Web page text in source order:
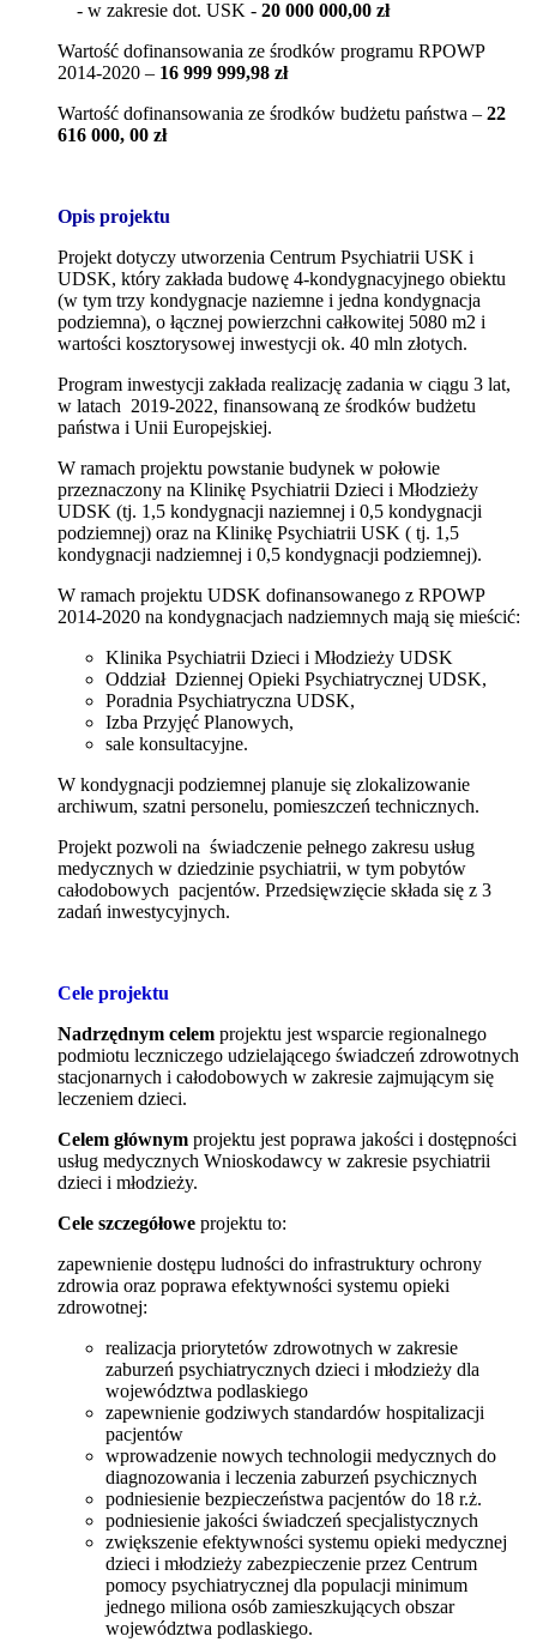
- w zakresie dot. USK - 20 000 000,00 zł
Wartość dofinansowania ze środków programu RPOWP
2014-2020 – 16 999 999,98 zł
Wartość dofinansowania ze środków budżetu państwa – 22
616 000, 00 zł
Opis projektu
Projekt dotyczy utworzenia Centrum Psychiatrii USK i
UDSK, który zakłada budowę 4-kondygnacyjnego obiektu
(w tym trzy kondygnacje naziemne i jedna kondygnacja
podziemna), o łącznej powierzchni całkowitej 5080 m2 i
wartości kosztorysowej inwestycji ok. 40 mln złotych.
Program inwestycji zakłada realizację zadania w ciągu 3 lat,
w latach 2019-2022, finansowaną ze środków budżetu
państwa i Unii Europejskiej.
W ramach projektu powstanie budynek w połowie
przeznaczony na Klinikę Psychiatrii Dzieci i Młodzieży
UDSK (tj. 1,5 kondygnacji naziemnej i 0,5 kondygnacji
podziemnej) oraz na Klinikę Psychiatrii USK ( tj. 1,5
kondygnacji nadziemnej i 0,5 kondygnacji podziemnej).
W ramach projektu UDSK dofinansowanego z RPOWP
2014-2020 na kondygnacjach nadziemnych mają się mieścić:
Klinika Psychiatrii Dzieci i Młodzieży UDSK
Oddział Dziennej Opieki Psychiatrycznej UDSK,
Poradnia Psychiatryczna UDSK,
Izba Przyjęć Planowych,
sale konsultacyjne.
W kondygnacji podziemnej planuje się zlokalizowanie
archiwum, szatni personelu, pomieszczeń technicznych.
Projekt pozwoli na świadczenie pełnego zakresu usług
medycznych w dziedzinie psychiatrii, w tym pobytów
całodobowych pacjentów. Przedsięwzięcie składa się z 3
zadań inwestycyjnych.
Cele projektu
Nadrzędnym celem projektu jest wsparcie regionalnego
podmiotu leczniczego udzielającego świadczeń zdrowotnych
stacjonarnych i całodobowych w zakresie zajmującym się
leczeniem dzieci.
Celem głównym projektu jest poprawa jakości i dostępności
usług medycznych Wnioskodawcy w zakresie psychiatrii
dzieci i młodzieży.
Cele szczegółowe projektu to:
zapewnienie dostępu ludności do infrastruktury ochrony
zdrowia oraz poprawa efektywności systemu opieki
zdrowotnej:
realizacja priorytetów zdrowotnych w zakresie
zaburzeń psychiatrycznych dzieci i młodzieży dla
województwa podlaskiego
zapewnienie godziwych standardów hospitalizacji
pacjentów
wprowadzenie nowych technologii medycznych do
diagnozowania i leczenia zaburzeń psychicznych
podniesienie bezpieczeństwa pacjentów do 18 r.ż.
podniesienie jakości świadczeń specjalistycznych
zwiększenie efektywności systemu opieki medycznej
dzieci i młodzieży zabezpieczenie przez Centrum
pomocy psychiatrycznej dla populacji minimum
jednego miliona osób zamieszkujących obszar
województwa podlaskiego.